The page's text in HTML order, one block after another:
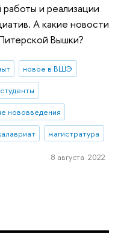
и реализации
А какие новости
Вышки?
новое в ВШЭ
студенты
нововведения
магистратура
8 августа 2022